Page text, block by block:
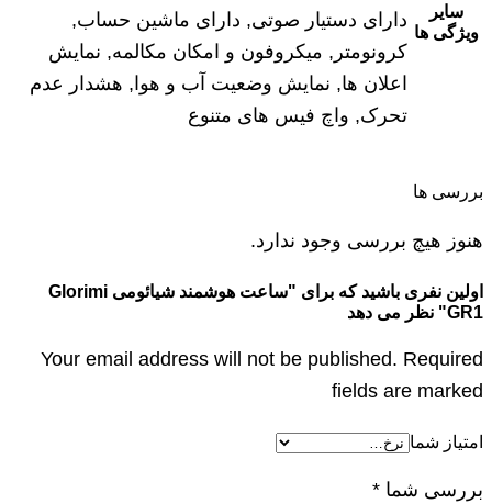
سایر
ویژگی ها
دارای دستیار صوتی, دارای ماشین حساب,
کرونومتر, میکروفون و امکان مکالمه, نمایش
اعلان ها, نمایش وضعیت آب و هوا, هشدار عدم
تحرک, واچ فیس های متنوع
بررسی ها
هنوز هیچ بررسی وجود ندارد.
اولین نفری باشید که برای "ساعت هوشمند شیائومی Glorimi
GR1" نظر می دهد
Your email address will not be published. Required
fields are marked
امتیاز شما
بررسی شما *